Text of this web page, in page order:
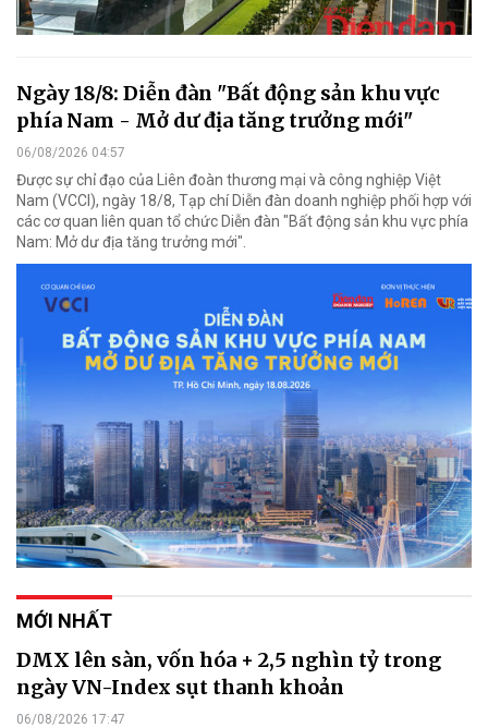
Ngày 18/8: Diễn đàn "Bất động sản khu vực
phía Nam - Mở dư địa tăng trưởng mới"
06/08/2026 04:57
Được sự chỉ đạo của Liên đoàn thương mại và công nghiệp Việt
Nam (VCCI), ngày 18/8, Tạp chí Diễn đàn doanh nghiệp phối hợp với
các cơ quan liên quan tổ chức Diễn đàn "Bất động sản khu vực phía
Nam: Mở dư địa tăng trưởng mới".
MỚI NHẤT
DMX lên sàn, vốn hóa + 2,5 nghìn tỷ trong
ngày VN-Index sụt thanh khoản
06/08/2026 17:47